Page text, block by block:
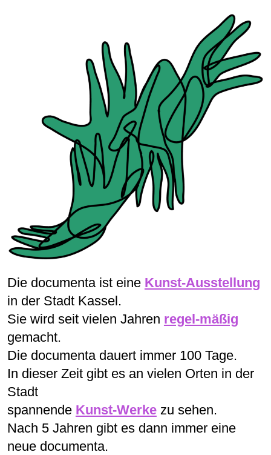
Die documenta ist eine Kunst-Ausstellung
in der Stadt Kassel.
Sie wird seit vielen Jahren regel-mäßig
gemacht.
Die documenta dauert immer 100 Tage.
In dieser Zeit gibt es an vielen Orten in der
Stadt
spannende Kunst-Werkezu sehen.
Nach 5 Jahren gibt es dann immer eine
neue documenta.